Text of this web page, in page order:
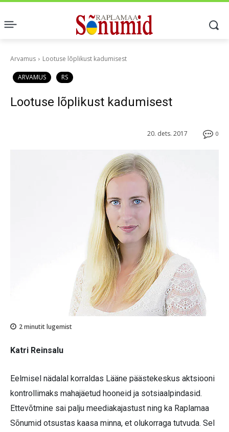
Arvamus Lootuse lõplikust kadumisest
ARVAMUS RS
Lootuse lõplikust kadumisest
0
20. dets. 2017
2minutit lugemist
Katri Reinsalu
Eelmisel nädalal korraldas Lääne päästekeskus aktsiooni
kontrollimaks mahajäetud hooneid ja sotsiaalpindasid.
Ettevõtmine sai palju meediakajastust ning ka Raplamaa
Sõnumid otsustas kaasa minna, et olukorraga tutvuda. Sel